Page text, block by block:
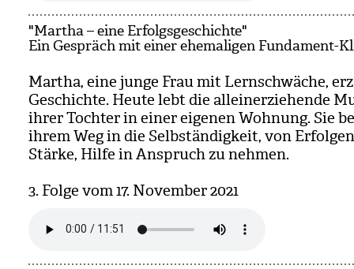
"Martha – eine Erfolgsgeschichte"
Ein Gespräch mit einer ehemaligen Fundament-
Mar­tha, eine junge Frau mit Lern­schwä­che,
Geschichte. Heute lebt die allein­er­zie­hende
ihrer Toch­ter in einer eige­nen Woh­nung. Sie
ihrem Weg in die Selb­stän­dig­keit, von
Stärke, Hilfe in Anspruch zu neh­men.
3. Folge vom 17. Novem­ber 2021